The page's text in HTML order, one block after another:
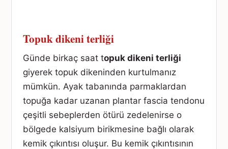
Topuk dikeni terliği
Günde birkaç saat topuk dikeni terliği
giyerek topuk dikeninden kurtulmanız
mümkün. Ayak tabanında parmaklardan
topuğa kadar uzanan plantar fascia tendonu
çeşitli sebeplerden ötürü zedelenirse o
bölgede kalsiyum birikmesine bağlı olarak
kemik çıkıntısı oluşur. Bu kemik çıkıntısının